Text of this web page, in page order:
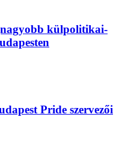
külpolitikai-
Pride szervezői